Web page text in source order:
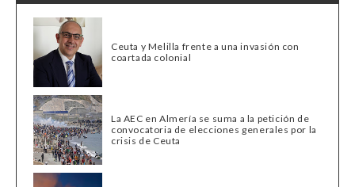
Ceuta y Melilla frente a una invasión con
coartada colonial
La AEC en Almería se suma a la petición de
convocatoria de elecciones generales por la
crisis de Ceuta